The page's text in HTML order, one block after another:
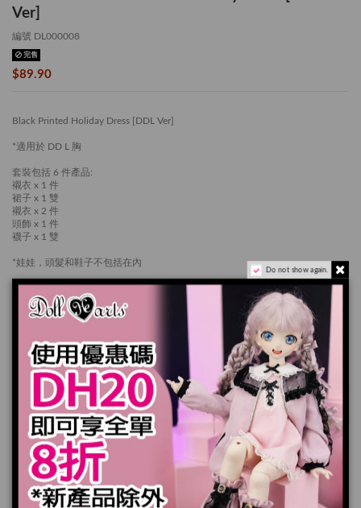
Ver]
編號 DL000008
完售
$89.90
Black Printed Holiday Dress [DDL Ver]
*適用於 DD L 胸
套裝包括 6 件產品:
襯衣 x 1 件
裙子 x 1 雙
襯衣 x 2 件
頭飾 x 1 件
襪子 x 1 雙
*娃娃，頭髮和鞋子不包括在內
產品實際顏色可能會跟顯示器上稍有差別
加入購物車
Do not show again.